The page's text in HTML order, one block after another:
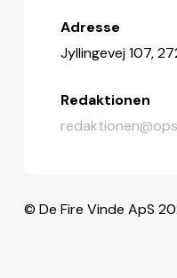
Adresse
Jyllingevej 107,
Redaktionen
© De Fire Vinde ApS